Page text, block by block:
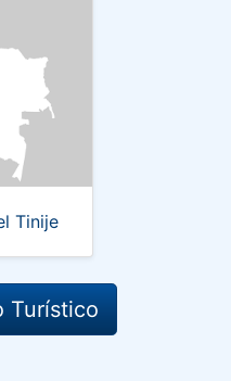
Tinije
Turístico